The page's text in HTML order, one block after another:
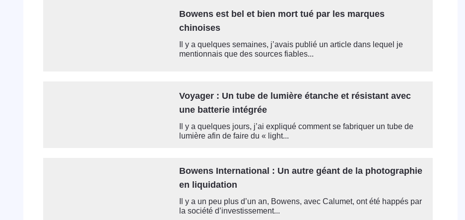
Bowens est bel et bien mort tué par les marques
chinoises
Il y a quelques semaines, j’avais publié un article dans lequel je
mentionnais que des sources fiables...
Voyager : Un tube de lumière étanche et résistant avec
une batterie intégrée
Il y a quelques jours, j’ai expliqué comment se fabriquer un tube de
lumière afin de faire du « light...
Bowens International : Un autre géant de la photographie
en liquidation
Il y a un peu plus d’un an, Bowens, avec Calumet, ont été happés par
la société d’investissement...